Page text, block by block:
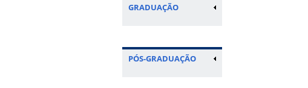
GRADUAÇÃO
PÓS-GRADUAÇÃO